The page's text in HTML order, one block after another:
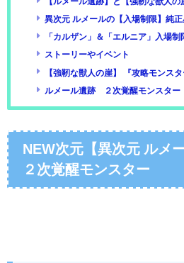
異次元 ルメールの【入場制限】純
「カルザン」＆「エルニア」入場制
ストーリーやイベント
【強靭な獣人の崖】 『攻略モンスタ
ルメール遺跡 ２次覚醒モンスター
NEW次元【異次元 ルメ
２次覚醒モンスター